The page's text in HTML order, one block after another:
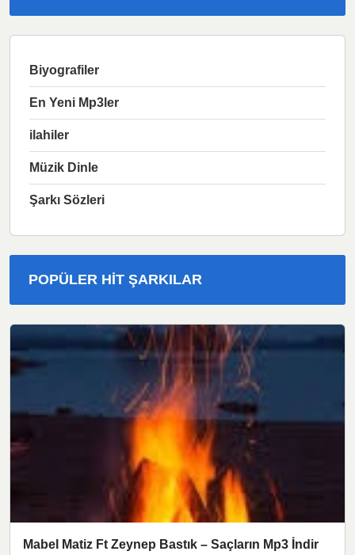
Biyografiler
En Yeni Mp3ler
ilahiler
Müzik Dinle
Şarkı Sözleri
POPÜLER HIT ŞARKILAR
Mabel Matiz Ft Zeynep Bastık – Saçların Mp3 İndir